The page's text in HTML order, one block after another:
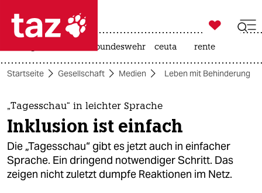
 taz zahl ich
taz zahl ich
themen
politik
öko
gesellschaft

taz zahl ich
bundeswehr ceuta rente
Startseite Gesellschaft Medien Leben mit Behinderung
„Tagesschau“ in leichter Sprache
Inklusion ist einfach
Die „Tagesschau“ gibt es jetzt auch in einfacher
Sprache. Ein dringend notwendiger Schritt. Das
zeigen nicht zuletzt dumpfe Reaktionen im Netz.